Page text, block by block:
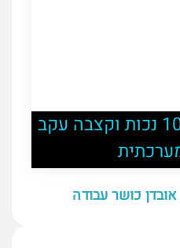
אישור זכאות ל100% נכות וקצבה עקב
אובדן כושר עבודה